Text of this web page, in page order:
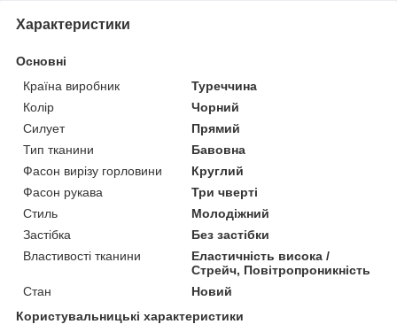
Характеристики
Основні
Країна виробник
Туреччина
Колір
Чорний
Силует
Прямий
Тип тканини
Бавовна
Фасон вирізу горловини
Круглий
Фасон рукава
Три чверті
Стиль
Молодіжний
Застібка
Без застібки
Властивості тканини
Еластичність висока /
Стрейч, Повітропроникність
Стан
Новий
Користувальницькі характеристики